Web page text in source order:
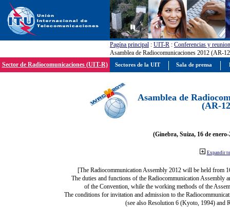
Pagína principal : UIT-R : Conferencias y
Asamblea de Radiocomunicaciones 2012 (AR-
Sector de Radiocomunicaciones (UIT-R)
Asamblea de
(AR-
(Ginebra, Suiza, 16 de
Expandir
[The Radiocommunication Assembly 2012 will be held from
The duties and functions of the Radiocommunication Assembly
of the Convention, while the working methods of the
The conditions for invitation and admission to the
(see also Resolution 6 (Kyoto, 1994) and
Sectores de la UIT Sala de prensa